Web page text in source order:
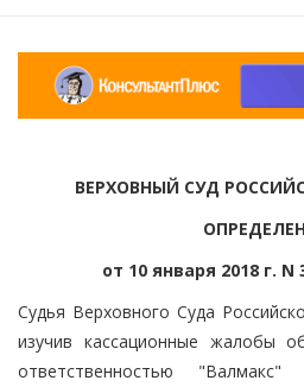
ВЕРХОВНЫЙ СУД
от 10 января 2018 г. N
Судья Верховного Суда
изучив кассационные жалобы
ответственностью